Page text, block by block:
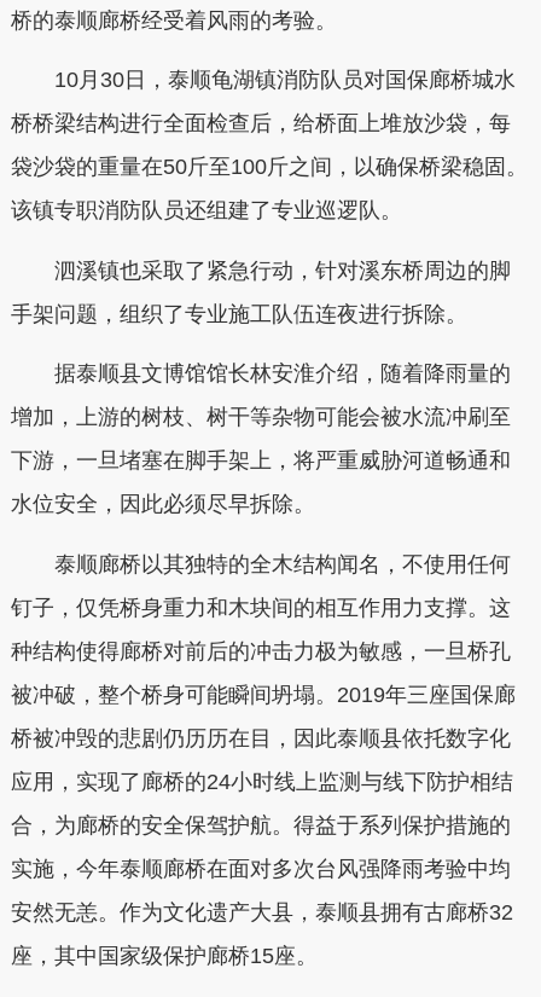
桥的泰顺廊桥经受着风雨的考验。
10月30日，泰顺龟湖镇消防队员对国保廊桥城水
桥桥梁结构进行全面检查后，给桥面上堆放沙袋，每
袋沙袋的重量在50斤至100斤之间，以确保桥梁稳固。
该镇专职消防队员还组建了专业巡逻队。
泗溪镇也采取了紧急行动，针对溪东桥周边的脚
手架问题，组织了专业施工队伍连夜进行拆除。
据泰顺县文博馆馆长林安淮介绍，随着降雨量的
增加，上游的树枝、树干等杂物可能会被水流冲刷至
下游，一旦堵塞在脚手架上，将严重威胁河道畅通和
水位安全，因此必须尽早拆除。
泰顺廊桥以其独特的全木结构闻名，不使用任何
钉子，仅凭桥身重力和木块间的相互作用力支撑。这
种结构使得廊桥对前后的冲击力极为敏感，一旦桥孔
被冲破，整个桥身可能瞬间坍塌。2019年三座国保廊
桥被冲毁的悲剧仍历历在目，因此泰顺县依托数字化
应用，实现了廊桥的24小时线上监测与线下防护相结
合，为廊桥的安全保驾护航。得益于系列保护措施的
实施，今年泰顺廊桥在面对多次台风强降雨考验中均
安然无恙。作为文化遗产大县，泰顺县拥有古廊桥32
座，其中国家级保护廊桥15座。